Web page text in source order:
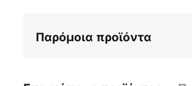
συλλογής
Παρόμοια προϊόντα